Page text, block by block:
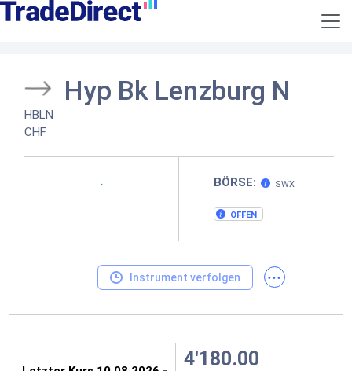
Hyp Bk Lenzburg N
HBLN
CHF
BÖRSE: SWX
OFFEN
Instrument verfolgen ...
4'180.00